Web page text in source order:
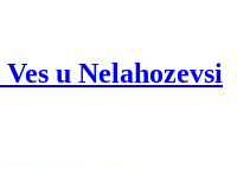
u Nelahozevsi